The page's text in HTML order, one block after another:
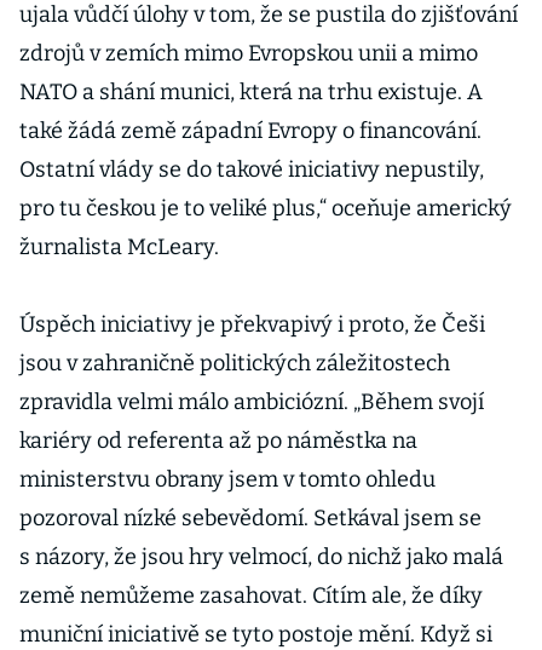
ujala vůdčí úlohy v tom, že se pustila do zjišťování
zdrojů v zemích mimo Evropskou unii a mimo
NATO a shání munici, která na trhu existuje. A
také žádá země západní Evropy o financování.
Ostatní vlády se do takové iniciativy nepustily,
pro tu českou je to veliké plus,“ oceňuje americký
žurnalista McLeary.
Úspěch iniciativy je překvapivý i proto, že Češi
jsou v zahraničně politických záležitostech
zpravidla velmi málo ambiciózní. „Během svojí
kariéry od referenta až po náměstka na
ministerstvu obrany jsem v tomto ohledu
pozoroval nízké sebevědomí. Setkával jsem se
s názory, že jsou hry velmocí, do nichž jako malá
země nemůžeme zasahovat. Cítím ale, že díky
muniční iniciativě se tyto postoje mění. Když si